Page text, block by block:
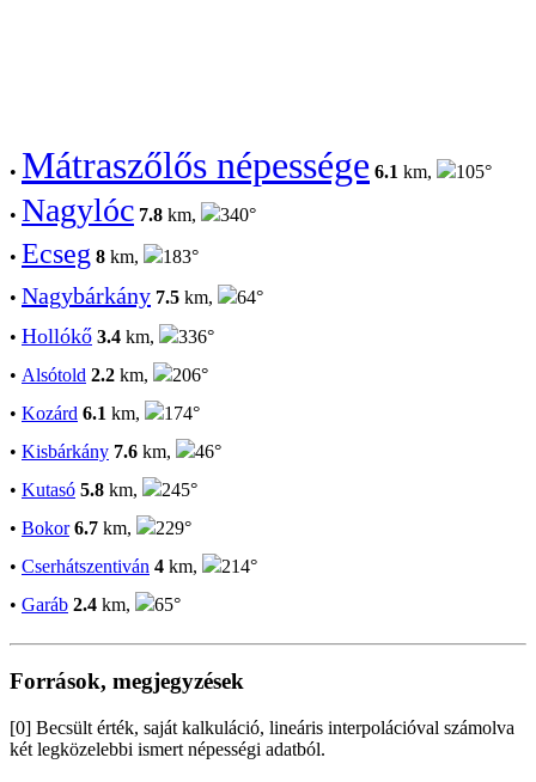
• Mátraszőlős népessége 6.1 km, 105°
• Nagylóc 7.8 km, 340°
• Ecseg 8 km,
183°
• Nagybárkány 7.5 km,
64°
• Hollókő 3.4 km,
336°
• Alsótold 2.2 km,
206°
• Kozárd 6.1 km,
174°
• Kisbárkány 7.6 km,
46°
• Kutasó 5.8 km,
245°
• Bokor 6.7 km,
229°
• Cserhátszentiván 4 km,
214°
• Garáb 2.4 km, 65°
Források, megjegyzések
[0] Becsült érték, saját kalkuláció, lineáris interpolációval számolva
két legközelebbi ismert népességi adatból.